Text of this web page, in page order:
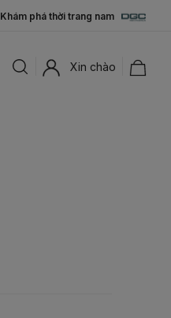
Khám phá thời trang nam
Xin chào